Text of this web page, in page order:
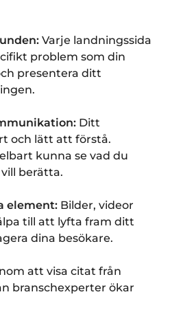
Varje landningssida
problem som din
presentera ditt
Ditt
och lätt att förstå.
kunna se vad du
berätta.
element:Bilder, videor
till att lyfta fram ditt
dina besökare.
att visa citat från
branschexperter ökar